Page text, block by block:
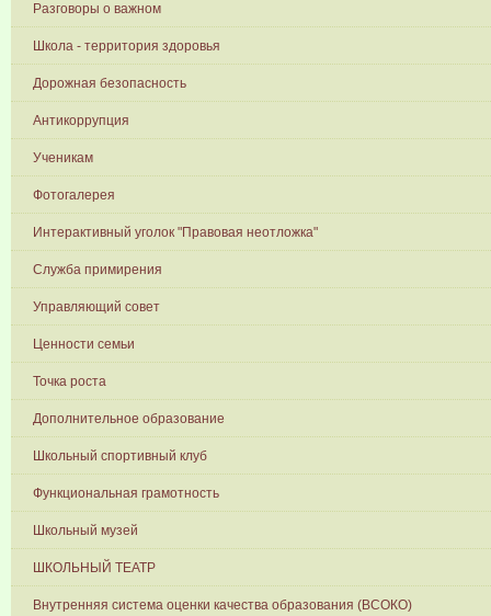
Разговоры о важном
Школа - территория здоровья
Дорожная безопасность
Антикоррупция
Ученикам
Фотогалерея
Интерактивный уголок "Правовая неотложка"
Служба примирения
Управляющий совет
Ценности семьи
Точка роста
Дополнительное образование
Школьный спортивный клуб
Функциональная грамотность
Школьный музей
ШКОЛЬНЫЙ ТЕАТР
Внутренняя система оценки качества образования (ВСОКО)